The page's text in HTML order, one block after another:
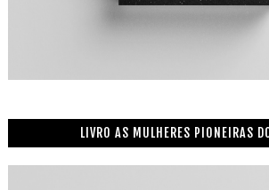
LIVRO AS MULHERES PIONEIRAS